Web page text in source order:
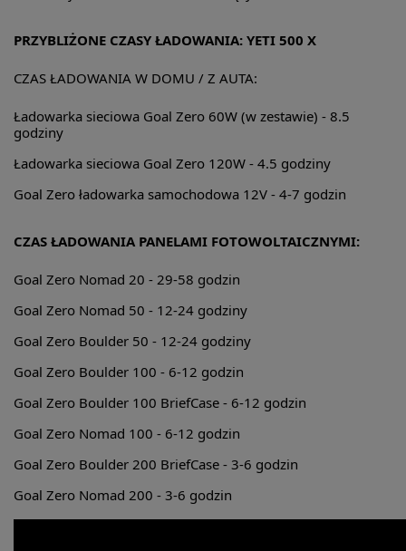
PRZYBLIŻONE CZASY ŁADOWANIA: YETI 500 X
CZAS ŁADOWANIA W DOMU / Z AUTA:
Ładowarka sieciowa Goal Zero 60W (w zestawie) - 8.5
godziny
Ładowarka sieciowa Goal Zero 120W - 4.5 godziny
Goal Zero ładowarka samochodowa 12V - 4-7 godzin
CZAS ŁADOWANIA PANELAMI FOTOWOLTAICZNYMI:
Goal Zero Nomad 20 - 29-58 godzin
Goal Zero Nomad 50 - 12-24 godziny
Goal Zero Boulder 50 - 12-24 godziny
Goal Zero Boulder 100 - 6-12 godzin
Goal Zero Boulder 100 BriefCase - 6-12 godzin
Goal Zero Nomad 100 - 6-12 godzin
Goal Zero Boulder 200 BriefCase - 3-6 godzin
Goal Zero Nomad 200 - 3-6 godzin